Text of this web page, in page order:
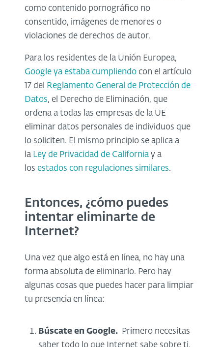
como contenido pornográfico no
consentido, imágenes de menores o
violaciones de derechos de autor.
Para los residentes de la Unión Europea,
Google ya estaba cumpliendo con el artículo
17 del
Reglamento General de Protección de
Datos, el Derecho de Eliminación, que
ordena a todas las empresas de la UE
eliminar datos personales de individuos que
lo soliciten. El mismo principio se aplica a
la Ley de Privacidad de California y a
los estados con regulaciones similares.
Entonces, ¿cómo puedes
intentar eliminarte de
Internet?
Una vez que algo está en línea, no hay una
forma absoluta de eliminarlo. Pero hay
algunas cosas que puedes hacer para limpiar
tu presencia en línea:
Búscate en Google.
Primero necesitas
saber todo lo que Internet sabe sobre ti.